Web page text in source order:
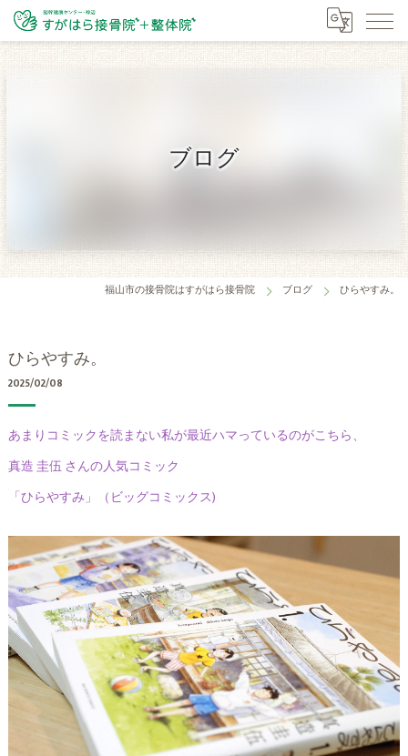
ブログ
福山市の接骨院はすがはら接骨院 ブログ ひらやすみ。
ひらやすみ。
2025/02/08
あまりコミックを読まない私が最近ハマっているのがこちら、
真造 圭伍 さんの人気コミック
「ひらやすみ」（ビッグコミックス)